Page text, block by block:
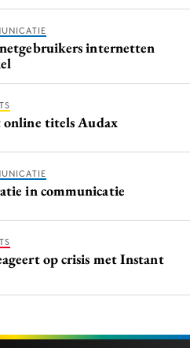
internetten
titels Audax
in communicatie
op crisis met Instant